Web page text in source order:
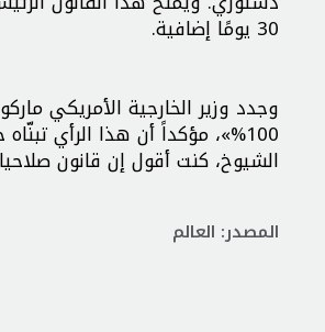
30 يومًا إضافية.
وجدد وزير الخارجية الأمريكي
100%»، مؤكداً أن هذا الرأي
الشيوخ، كنت أقول إن قانون
المصدر: العالم